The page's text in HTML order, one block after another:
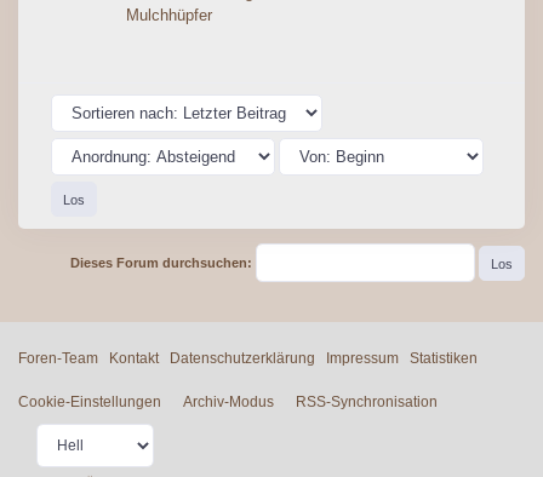
Mulchhüpfer
Dieses Forum durchsuchen:
Foren-Team Kontakt Datenschutzerklärung Impressum Statistiken
Cookie-Einstellungen Archiv-Modus RSS-Synchronisation